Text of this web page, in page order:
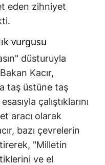
eden zihniyet
vurgusu
düsturuyla
Kacır,
taş üstüne taş
çalıştıklarını
aracı olarak
bazı çevrelerin
"Milletin
ve el